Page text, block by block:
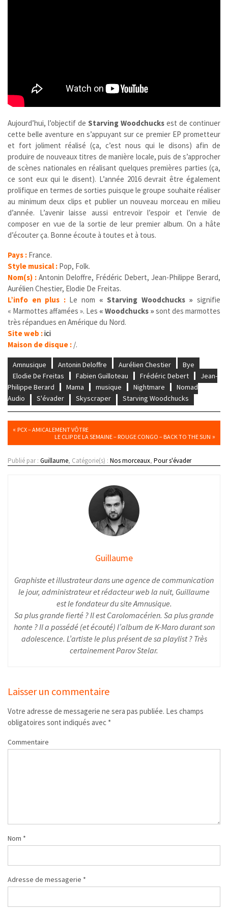
Aujourd’hui, l’objectif de Starving Woodchucks est de continuer
cette belle aventure en s’appuyant sur ce premier EP prometteur
et fort joliment réalisé (ça, c’est nous qui le disons) afin de
produire de nouveaux titres de manière locale, puis de s’approcher
de scènes nationales en réalisant quelques premières parties (ça,
ce sont eux qui le disent). L’année 2016 devrait être également
prolifique en termes de sorties puisque le groupe souhaite réaliser
au minimum deux clips et publier un nouveau morceau en milieu
d’année. L’avenir laisse aussi entrevoir l’espoir et l’envie de
composer en vue de la sortie de leur premier album. On a hâte
d’écouter ça. Bonne écoute à toutes et à tous.
Pays : France.
Style musical : Pop, Folk.
Nom(s) : Antonin Deloffre, Frédéric Debert, Jean-Philippe Berard,
Aurélien Chestier, Elodie De Freitas.
L’info en plus : Le nom « Starving Woodchucks » signifie
« Marmottes affamées ». Les « Woodchucks » sont des marmottes
très répandues en Amérique du Nord.
Site web :ici
Maison de disque : /.
Amnusique Antonin Deloffre Aurélien Chestier
Bye
Elodie De Freitas
Fabien Guilloteau Frédéric Debert
Jean-
Philippe Berard
Mama musique Nightmare
Nomad
Audio
S'évader Skyscraper Starving Woodchucks
« PCX – AMICALEMENT VÔTRE
LE CLIP DE LA SEMAINE – ROUGE CONGO – BACK TO THE SUN »
Publié par : Guillaume, Catégorie(s) : Nos morceaux, Pour s'évader
Guillaume
Graphiste et illustrateur dans une agence de communication
le jour, administrateur et rédacteur web la nuit, Guillaume
est le fondateur du site Amnusique.
Sa plus grande fierté ? Il est Carolomacérien. Sa plus grande
honte ? Il a possédé (et écouté) l’album de K-Maro durant son
adolescence. L’artiste le plus présent de sa playlist ? Très
certainement Parov Stelar.
Laisser un commentaire
Votre adresse de messagerie ne sera pas publiée. Les champs
obligatoires sont indiqués avec *
Commentaire
Nom *
Adresse de messagerie *